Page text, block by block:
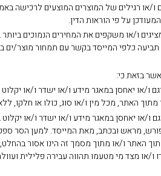
ו/או רגילים של המוצרים המוצעים לרכישה
על פי הוראות הדין.
מציגים ו/או משקפים את המחירים
כלפי המייסד בקשר עם תמחור מוצר/
ו/או יאחסן במאגר מידע ו/או ישדר ו/או
האתר, מכל מין ו/או סוג, כולו או חלקו,
או יאחסן במאגר מידע ו/או ישדר ו/או
מראש ובכתב, מאת המייסד. למען הסר
האתר ו/או מתוך מסמך זה הינו אסור
מצד מי מטעמו תהווה עבירה פלילית